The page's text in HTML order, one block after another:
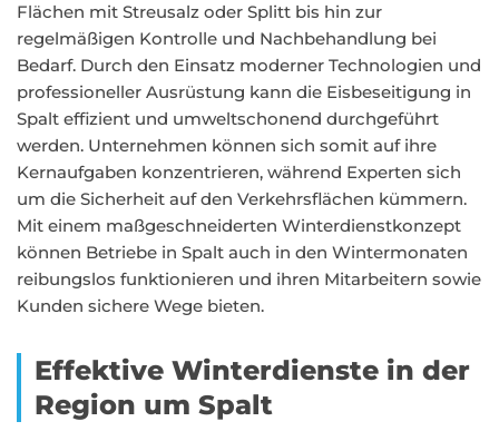
Flächen mit Streusalz oder Splitt bis hin zur
regelmäßigen Kontrolle und Nachbehandlung bei
Bedarf. Durch den Einsatz moderner Technologien und
professioneller Ausrüstung kann die Eisbeseitigung in
Spalt effizient und umweltschonend durchgeführt
werden. Unternehmen können sich somit auf ihre
Kernaufgaben konzentrieren, während Experten sich
um die Sicherheit auf den Verkehrsflächen kümmern.
Mit einem maßgeschneiderten Winterdienstkonzept
können Betriebe in Spalt auch in den Wintermonaten
reibungslos funktionieren und ihren Mitarbeitern sowie
Kunden sichere Wege bieten.
Effektive Winterdienste in der
Region um Spalt